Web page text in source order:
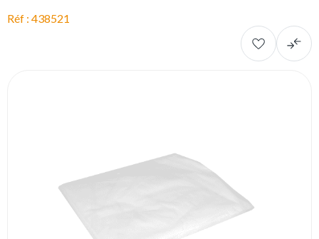
Réf : 438521